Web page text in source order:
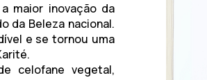
maior inovação da
da Beleza nacional.
e se tornou uma
celofane vegetal,